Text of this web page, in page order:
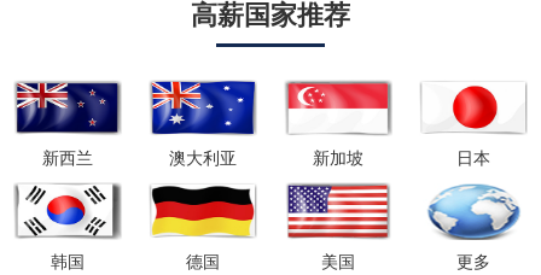
我要报名
高薪国家推荐
新西兰 澳大利亚 新加坡 日本
韩国 德国 美国 更多